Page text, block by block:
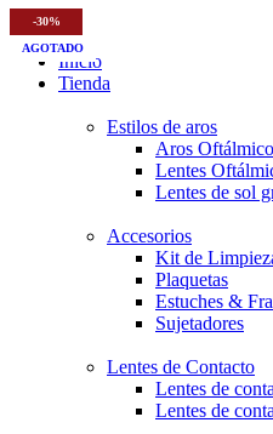
Inicio
Tienda
Estilos de aros
Aros
Lentes
Lentes de sol
Accesorios
Kit de
Plaquetas
Estuches &
Sujetadores
Lentes de Contacto
Lentes de
Lentes de
-20%
-30%
-30%
-20%
-30%
-30%
-20%
AGOTADO
-10%
AGOTADO
-30%
AGOTADO